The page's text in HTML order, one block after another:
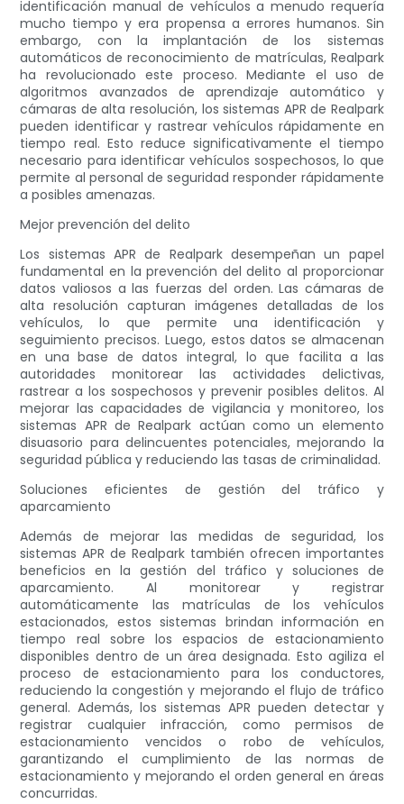
identificación manual de vehículos a menudo requería
mucho tiempo y era propensa a errores humanos. Sin
embargo, con la implantación de los sistemas
automáticos de reconocimiento de matrículas, Realpark
ha revolucionado este proceso. Mediante el uso de
algoritmos avanzados de aprendizaje automático y
cámaras de alta resolución, los sistemas APR de Realpark
pueden identificar y rastrear vehículos rápidamente en
tiempo real. Esto reduce significativamente el tiempo
necesario para identificar vehículos sospechosos, lo que
permite al personal de seguridad responder rápidamente
a posibles amenazas.
Mejor prevención del delito
Los sistemas APR de Realpark desempeñan un papel
fundamental en la prevención del delito al proporcionar
datos valiosos a las fuerzas del orden. Las cámaras de
alta resolución capturan imágenes detalladas de los
vehículos, lo que permite una identificación y
seguimiento precisos. Luego, estos datos se almacenan
en una base de datos integral, lo que facilita a las
autoridades monitorear las actividades delictivas,
rastrear a los sospechosos y prevenir posibles delitos. Al
mejorar las capacidades de vigilancia y monitoreo, los
sistemas APR de Realpark actúan como un elemento
disuasorio para delincuentes potenciales, mejorando la
seguridad pública y reduciendo las tasas de criminalidad.
Soluciones eficientes de gestión del tráfico y
aparcamiento
Además de mejorar las medidas de seguridad, los
sistemas APR de Realpark también ofrecen importantes
beneficios en la gestión del tráfico y soluciones de
aparcamiento. Al monitorear y registrar
automáticamente las matrículas de los vehículos
estacionados, estos sistemas brindan información en
tiempo real sobre los espacios de estacionamiento
disponibles dentro de un área designada. Esto agiliza el
proceso de estacionamiento para los conductores,
reduciendo la congestión y mejorando el flujo de tráfico
general. Además, los sistemas APR pueden detectar y
registrar cualquier infracción, como permisos de
estacionamiento vencidos o robo de vehículos,
garantizando el cumplimiento de las normas de
estacionamiento y mejorando el orden general en áreas
concurridas.